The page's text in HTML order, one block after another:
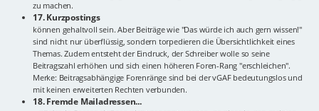
zu machen.
17. Kurzpostings
können gehaltvoll sein. Aber Beiträge wie "Das würde ich auch gern wissen!"
sind nicht nur überflüssig, sondern torpedieren die Übersichtlichkeit eines
Themas. Zudem entsteht der Eindruck, der Schreiber wolle so seine
Beitragszahl erhöhen und sich einen höheren Foren-Rang "erschleichen".
Merke: Beitragsabhängige Forenränge sind bei der vGAF bedeutungslos und
mit keinen erweiterten Rechten verbunden.
18. Fremde Mailadressen...